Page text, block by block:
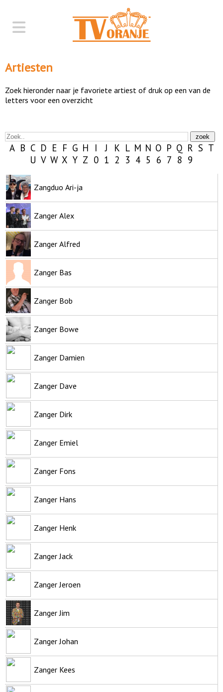
Artiesten
Zoek hieronder naar je favoriete artiest of druk op een van de
letters voor een overzicht
A B C D E F G H I J K L M N O P Q R S T
U V W X Y Z 0 1 2 3 4 5 6 7 8 9
Zangduo Ari-ja
Zanger Alex
Zanger Alfred
Zanger Bas
Zanger Bob
Zanger Bowe
Zanger Damien
Zanger Dave
Zanger Dirk
Zanger Emiel
Zanger Fons
Zanger Hans
Zanger Henk
Zanger Jack
Zanger Jeroen
Zanger Jim
Zanger Johan
Zanger Kees